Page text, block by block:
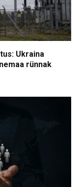
Ukraina
rünnak